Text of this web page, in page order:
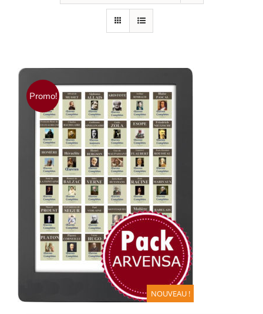
Promo!
NOUVEAU !
AJOUTER AU PANIER / DÉTAILS